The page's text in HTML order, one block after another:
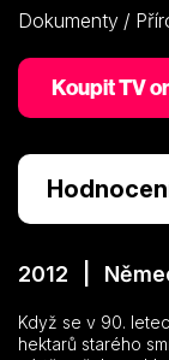
Dokumenty /
Koupit TV
2012 |
Když se v 90.
hektarů starého